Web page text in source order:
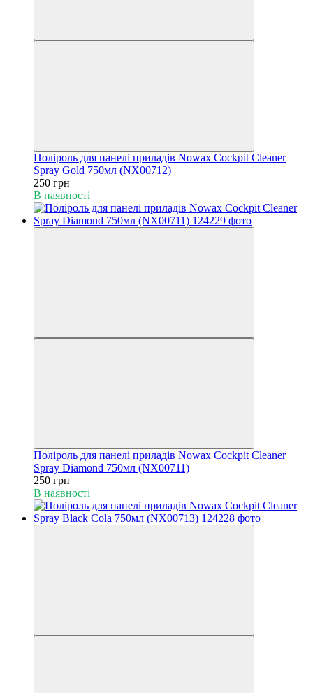
Поліроль для панелі приладів Nowax Cockpit Cleaner
Spray Gold 750мл (NX00712)
250 грн
В наявності
Поліроль для панелі приладів Nowax Cockpit Cleaner
Spray Diamond 750мл (NX00711)
250 грн
В наявності